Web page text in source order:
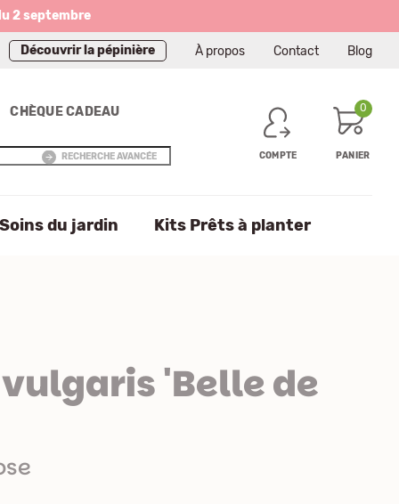
2 septembre
Découvrir la pépinière À propos Contact Blog
CHÈQUE CADEAU
RECHERCHE AVANCÉE COMPTE
0
PANIER
du jardin Kits Prêts à planter
vulgaris 'Belle de